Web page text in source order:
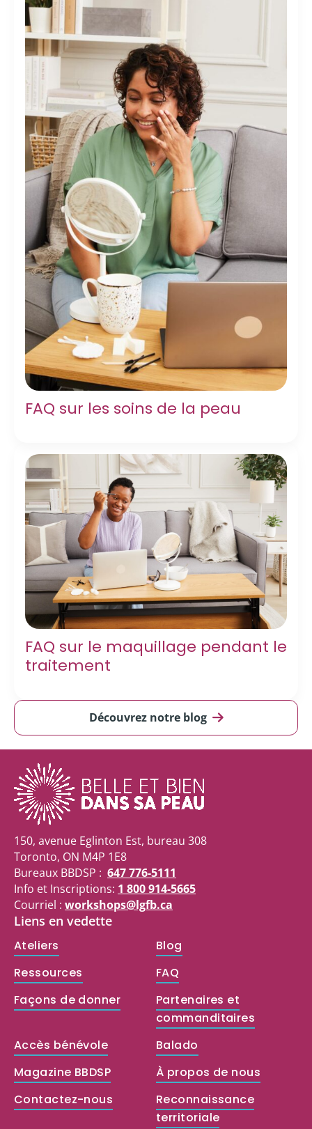
FAQ sur les soins de la peau
FAQ sur le maquillage pendant le
traitement
Découvrez notre blog
150, avenue Eglinton Est, bureau 308
Toronto, ON M4P 1E8
Bureaux BBDSP : 647 776-5111
Info et Inscriptions: 1 800 914-5665
Courriel : workshops@lgfb.ca
Liens en vedette
Ateliers
Blog
Ressources
FAQ
Façons de donner
Partenaires et
commanditaires
Accès bénévole
Balado
Magazine BBDSP
À propos de nous
Contactez-nous
Reconnaissance
territoriale